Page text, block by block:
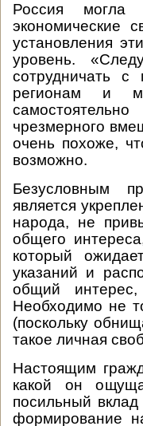
Россия могла
экономические
установления
уровень.
сотрудничать
регионам и
чрезмерного
очень похоже,
возможно.
Безусловным
является
народа, не
общего
который
указаний и
общий
Необходимо не
(поскольку
такое личная
Настоящим
какой он
посильный
формирование